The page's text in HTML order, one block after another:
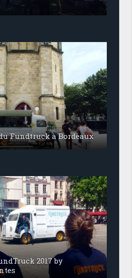
Fundtruck à Bordeaux
2017 by